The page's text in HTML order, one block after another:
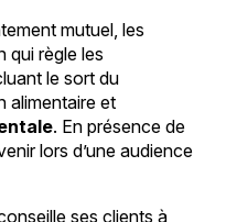
mutuel, les
qui règle les
le sort du
alimentaire et
. En présence de
lors d’une audience
ses clients à